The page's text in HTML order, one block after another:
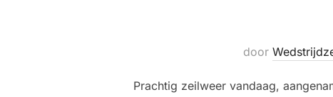
door
Prachtig zeilweer vandaag,